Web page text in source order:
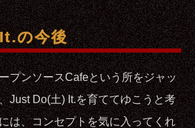
の今後
プンソースCafeという所をジャッ
Just Do(土) It.を育ててゆこうと考
は、コンセプトを気に入ってくれ